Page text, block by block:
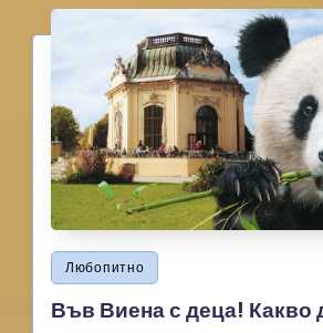
Posted
in
Любопитно
Във Виена с деца! Какво